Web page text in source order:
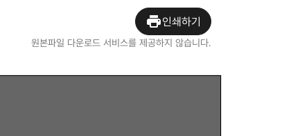
인쇄하기
원본파일 다운로드 서비스를 제공하지 않습니다.